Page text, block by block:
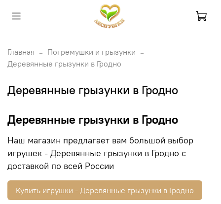
Главная
Погремушки и грызунки
Деревянные грызунки в Гродно
Деревянные грызунки в Гродно
Деревянные грызунки в Гродно
Наш магазин предлагает вам большой выбор
игрушек - Деревянные грызунки в Гродно с
доставкой по всей России
Купить игрушки - Деревянные грызунки в Гродно